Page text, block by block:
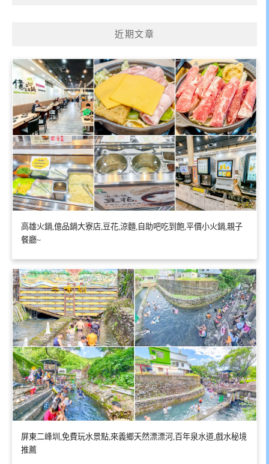
近期文章
高雄火鍋,億品鍋大寮店,豆花,涼麵,自助吧吃到飽,平價小火鍋,親子
餐廳~
屏東二峰圳,免費玩水景點,來義鄉天然漂漂河,百年泉水道,戲水秘境
推薦